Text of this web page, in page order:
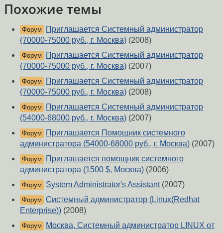
Похожие темы
Форум
Приглашается Системный администратор
(70000-75000 руб., г. Москва) (2008)
Форум
Приглашается Системный администратор
(70000-75000 руб., г. Москва) (2007)
Форум
Приглашается Системный администратор
(70000-75000 руб., г. Москва) (2008)
Форум
Приглашается Системный администратор
(54000-68000 руб., г. Москва) (2007)
Форум
Приглашается Помощник системного
администратора (54000-68000 руб., г. Москва) (2007)
Форум
Приглашается помощник системного
администратора (1500 $, Москва) (2006)
Форум System Administrator's Assistant(2007)
Форум Системный администратор (Linux(Redhat
Enterprise)) (2008)
Форум
Москва, Системный администратор LINUX от